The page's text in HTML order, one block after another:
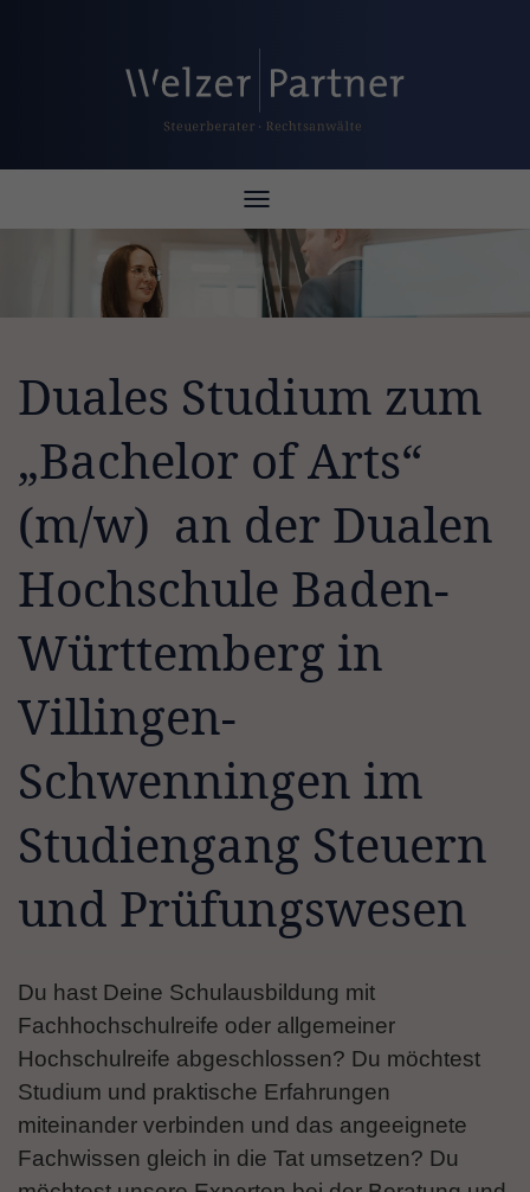
Toggle
navigation
Duales Studium zum
„Bachelor of Arts“
(m/w) an der Dualen
Hochschule Baden-
Württemberg in
Villingen-
Schwenningen im
Studiengang Steuern
und Prüfungswesen
Du hast Deine Schulausbildung mit
Fachhochschulreife oder allgemeiner
Hochschulreife abgeschlossen? Du möchtest
Studium und praktische Erfahrungen
miteinander verbinden und das angeeignete
Fachwissen gleich in die Tat umsetzen? Du